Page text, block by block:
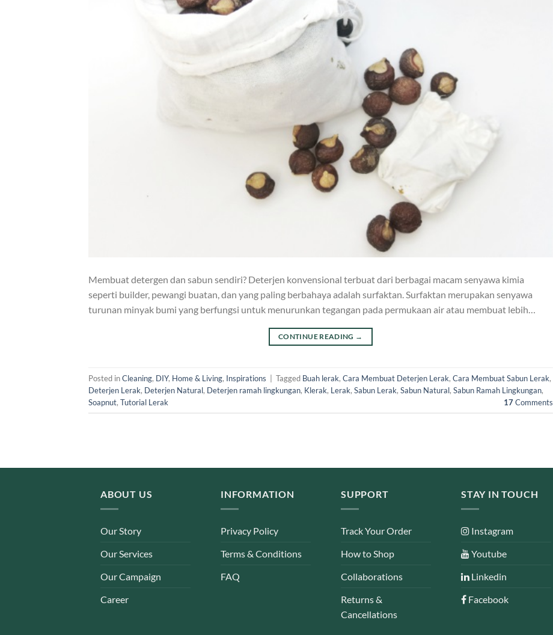
Membuat detergen dan sabun sendiri? Deterjen konvensional terbuat dari berbagai macam senyawa kimia
seperti builder, pewangi buatan, dan yang paling berbahaya adalah surfaktan. Surfaktan merupakan senyawa
turunan minyak bumi yang berfungsi untuk menurunkan tegangan pada permukaan air atau membuat lebih…
CONTINUE READING →
Posted inCleaning, DIY, Home & Living, Inspirations | Tagged Buah lerak, Cara Membuat Deterjen Lerak, Cara Membuat Sabun Lerak,
Deterjen Lerak, Deterjen Natural, Deterjen ramah lingkungan, Klerak, Lerak, Sabun Lerak, Sabun Natural, Sabun Ramah Lingkungan,
Soapnut, Tutorial Lerak 17Comments
ABOUT US
Our Story
Our Services
Our Campaign
Career
INFORMATION
Privacy Policy
Terms & Conditions
FAQ
SUPPORT
Track Your Order
How to Shop
Collaborations
Returns &
Cancellations
STAY IN TOUCH
Instagram
Youtube
Linkedin
Facebook